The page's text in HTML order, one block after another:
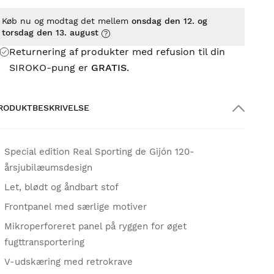
Returnering af produkter med refusion til din
SIROKO-pung er GRATIS.
Køb nu og modtag det mellemonsdag den 12. og
torsdag den 13. august
Special edition Real Sporting de Gijón 120-
årsjubilæumsdesign
Let, blødt og åndbart stof
Frontpanel med særlige motiver
Mikroperforeret panel på ryggen for øget
fugttransportering
V-udskæring med retrokrave